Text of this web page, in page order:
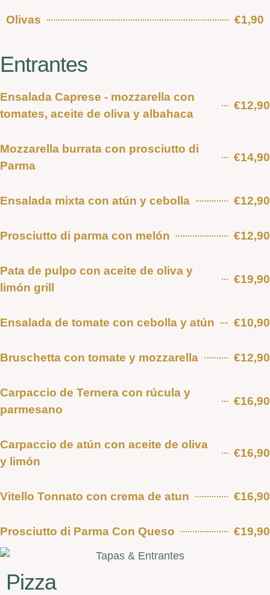
Olivas €1,90
Entrantes
Ensalada Caprese - mozzarella con
tomates, aceite de oliva y albahaca
€12,90
Mozzarella burrata con prosciutto di
Parma
€14,90
Ensalada mixta con atún y cebolla €12,90
Prosciutto di parma con melón €12,90
Pata de pulpo con aceite de oliva y
limón grill
€19,90
Ensalada de tomate con cebolla y atún €10,90
Bruschetta con tomate y mozzarella €12,90
Carpaccio de Ternera con rúcula y
parmesano
€16,90
Carpaccio de atún con aceite de oliva
y limón
€16,90
Vitello Tonnato con crema de atun €16,90
Prosciutto di Parma Con Queso €19,90
Pizza